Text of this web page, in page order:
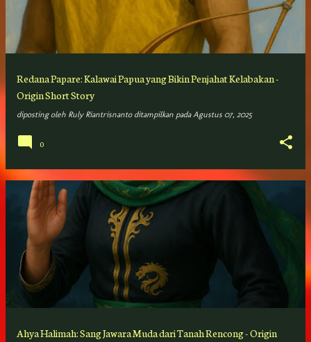
Redana Papare: Kalawai Papua yang Bikin Penjahat Kelabakan -
Origin Short Story
diposting oleh Ruly Riantrisnanto ditampilkan padaAgustus 07, 2025
0
Ahya Halimah: Sang Jawara Muda dari Tanah Rencong - Origin